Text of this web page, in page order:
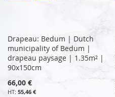
Drapeau: Bedum | Dutch
municipality of Bedum |
drapeau paysage | 1.35m² |
90x150cm
66,00 €
55,46 €